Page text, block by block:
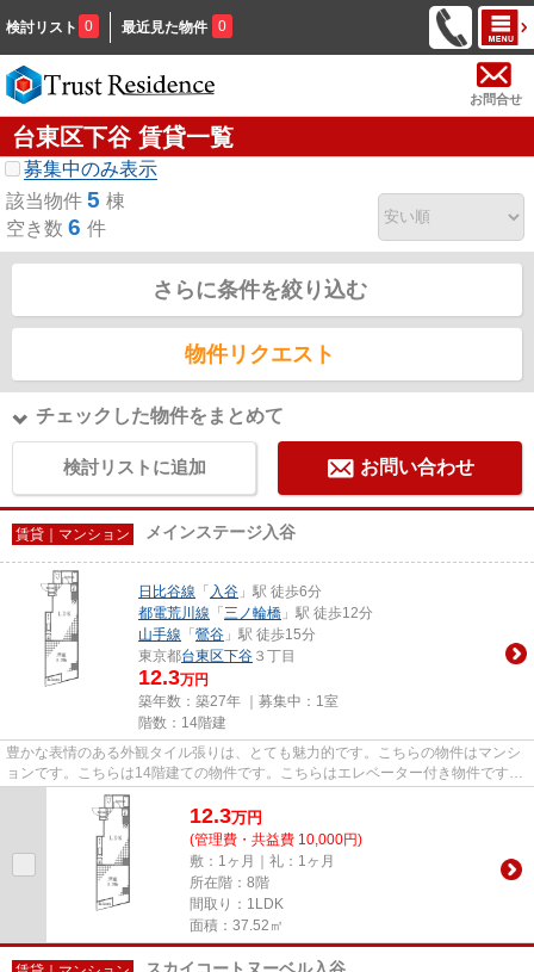
検討リスト 0 最近見た物件 0
お問合せ
台東区下谷 賃貸一覧
募集中のみ表示
該当物件 5 棟
空き数 6 件
さらに条件を絞り込む
物件リクエスト
チェックした物件をまとめて
検討リストに追加 お問い合わせ
賃貸｜マンション メインステージ入谷
日比谷線 「 入谷 」駅 徒歩6分
都電荒川線 「 三ノ輪橋 」駅 徒歩12分
山手線 「 鶯谷 」駅 徒歩15分
東京都台東区下谷 ３丁目
12.3万円
築年数：築27年 ｜募集中： 1室
階数：14階建
豊かな表情のある外観タイル張りは、とても魅力的です。こちらの物件はマンシ
ョンです。こちらは14階建ての物件です。こちらはエレベーター付き物件です。
トラスト・レジデンス 瑞鳳...
12.3万円
(管理費・共益費 10,000円)
敷：1ヶ月｜礼：1ヶ月
所在階：8階
間取り：1LDK
面積：37.52㎡